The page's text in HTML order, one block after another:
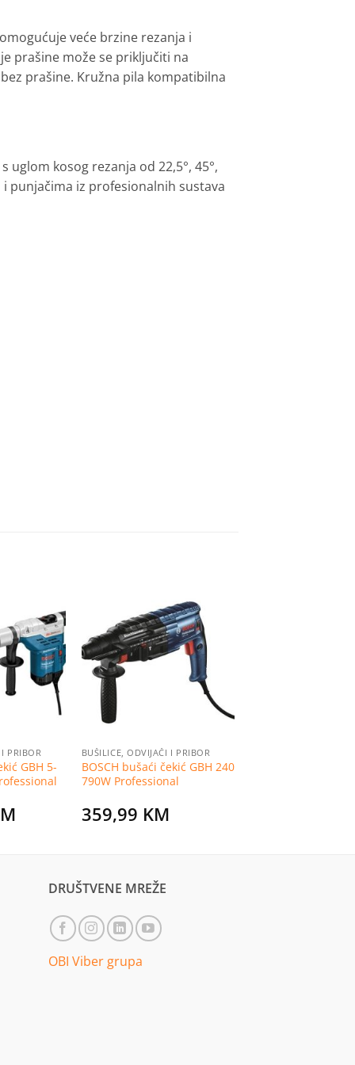
veće brzine rezanja i
prašine može se priključiti na
prašine. Kružna pila kompatibilna
uglom kosog rezanja od 22,5°, 45°,
punjačima iz profesionalnih sustava
Dodaj
na
listu
želja
PRIBOR
GBH 5-
Dodaj
na
listu
želja
BUŠILICE, ODVIJAČI I PRIBOR
BOSCH bušaći čekić GBH 240
790W Professional
359,99 KM
DRUŠTVENE MREŽE
OBI Viber grupa